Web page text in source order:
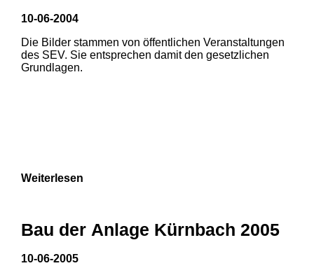
10-06-2004
Die Bilder stammen von öffentlichen Veranstaltungen
des SEV. Sie entsprechen damit den gesetzlichen
Grundlagen.
Weiterlesen
Bau der Anlage Kürnbach 2005
10-06-2005